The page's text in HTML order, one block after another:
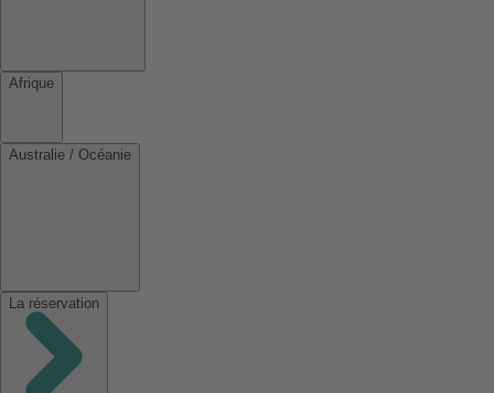
Afrique
Australie / Océanie
La réservation